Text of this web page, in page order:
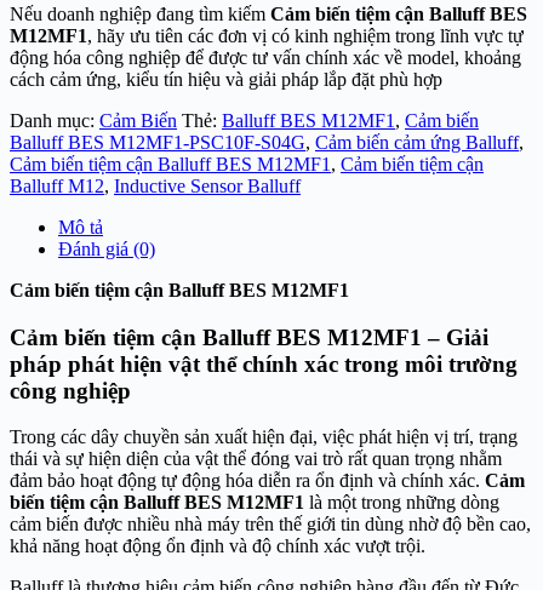
Nếu doanh nghiệp đang tìm kiếm Cảm biến tiệm cận Balluff BES
M12MF1, hãy ưu tiên các đơn vị có kinh nghiệm trong lĩnh vực tự
động hóa công nghiệp để được tư vấn chính xác về model, khoảng
cách cảm ứng, kiểu tín hiệu và giải pháp lắp đặt phù hợp
Danh mục: Cảm Biến Thẻ: Balluff BES M12MF1 , Cảm biến
Balluff BES M12MF1-PSC10F-S04G, Cảm biến cảm ứng Balluff,
Cảm biến tiệm cận Balluff BES M12MF1 , Cảm biến tiệm cận
Balluff M12, Inductive Sensor Balluff
Mô tả
Đánh giá (0)
Cảm biến tiệm cận Balluff BES M12MF1
Cảm biến tiệm cận Balluff BES M12MF1 – Giải
pháp phát hiện vật thể chính xác trong môi trường
công nghiệp
Trong các dây chuyền sản xuất hiện đại, việc phát hiện vị trí, trạng
thái và sự hiện diện của vật thể đóng vai trò rất quan trọng nhằm
đảm bảo hoạt động tự động hóa diễn ra ổn định và chính xác. Cảm
biến tiệm cận Balluff BES M12MF1 là một trong những dòng
cảm biến được nhiều nhà máy trên thế giới tin dùng nhờ độ bền cao,
khả năng hoạt động ổn định và độ chính xác vượt trội.